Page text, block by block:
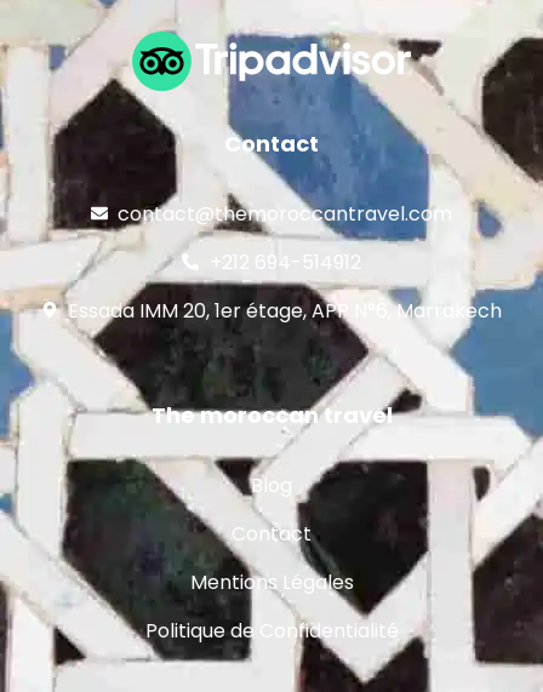
Contact
contact@themoroccantravel.com
+212 694-514912
Essada IMM 20, 1er étage, APP N°6, Marrakech
The moroccan travel
Blog
Contact
Mentions Légales
Politique de Confidentialité